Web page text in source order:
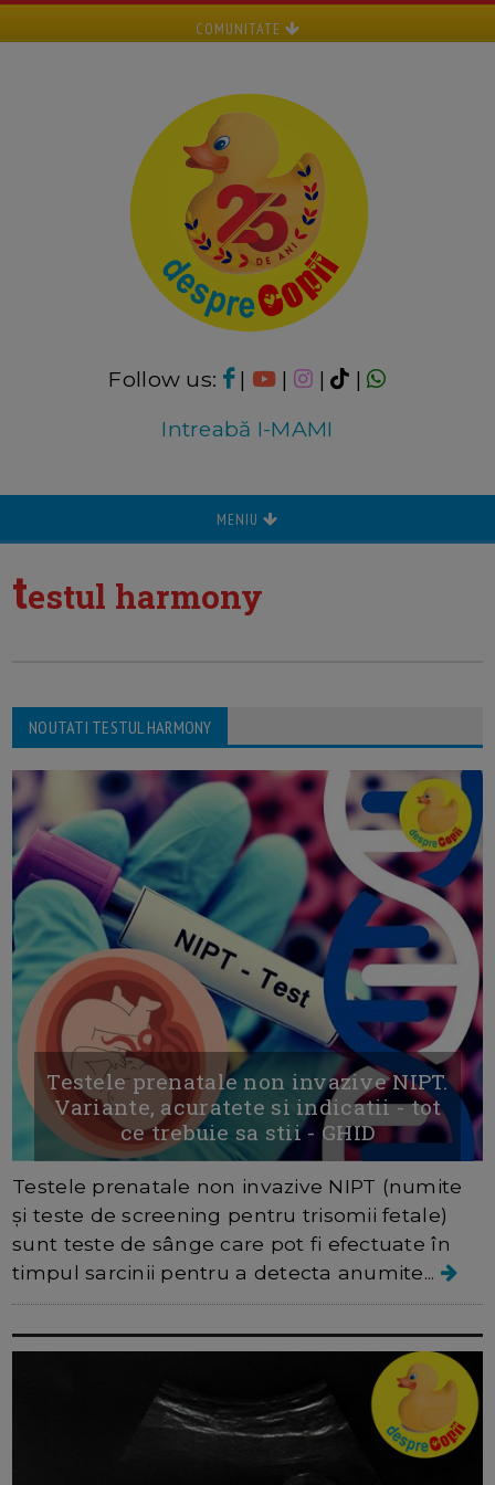
COMUNITATE
Follow us: | | |
|
Intreabă I-MAMI
MENIU
testul harmony
NOUTATI TESTUL HARMONY
Testele prenatale non invazive NIPT.
Variante, acuratete si indicatii - tot
ce trebuie sa stii - GHID
Testele prenatale non invazive NIPT (numite
și teste de screening pentru trisomii fetale)
sunt teste de sânge care pot fi efectuate în
timpul sarcinii pentru a detecta anumite...